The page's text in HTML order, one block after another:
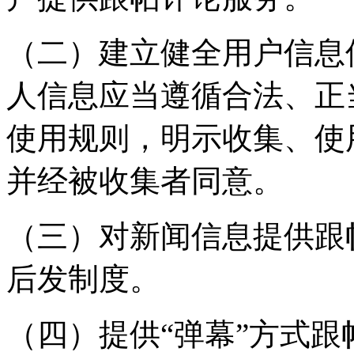
（二）建立健全用户信
人信息应当遵循合法、
使用规则，明示收集、
并经被收集者同意。
（三）对新闻信息提供
后发制度。
（四）提供“弹幕”方式